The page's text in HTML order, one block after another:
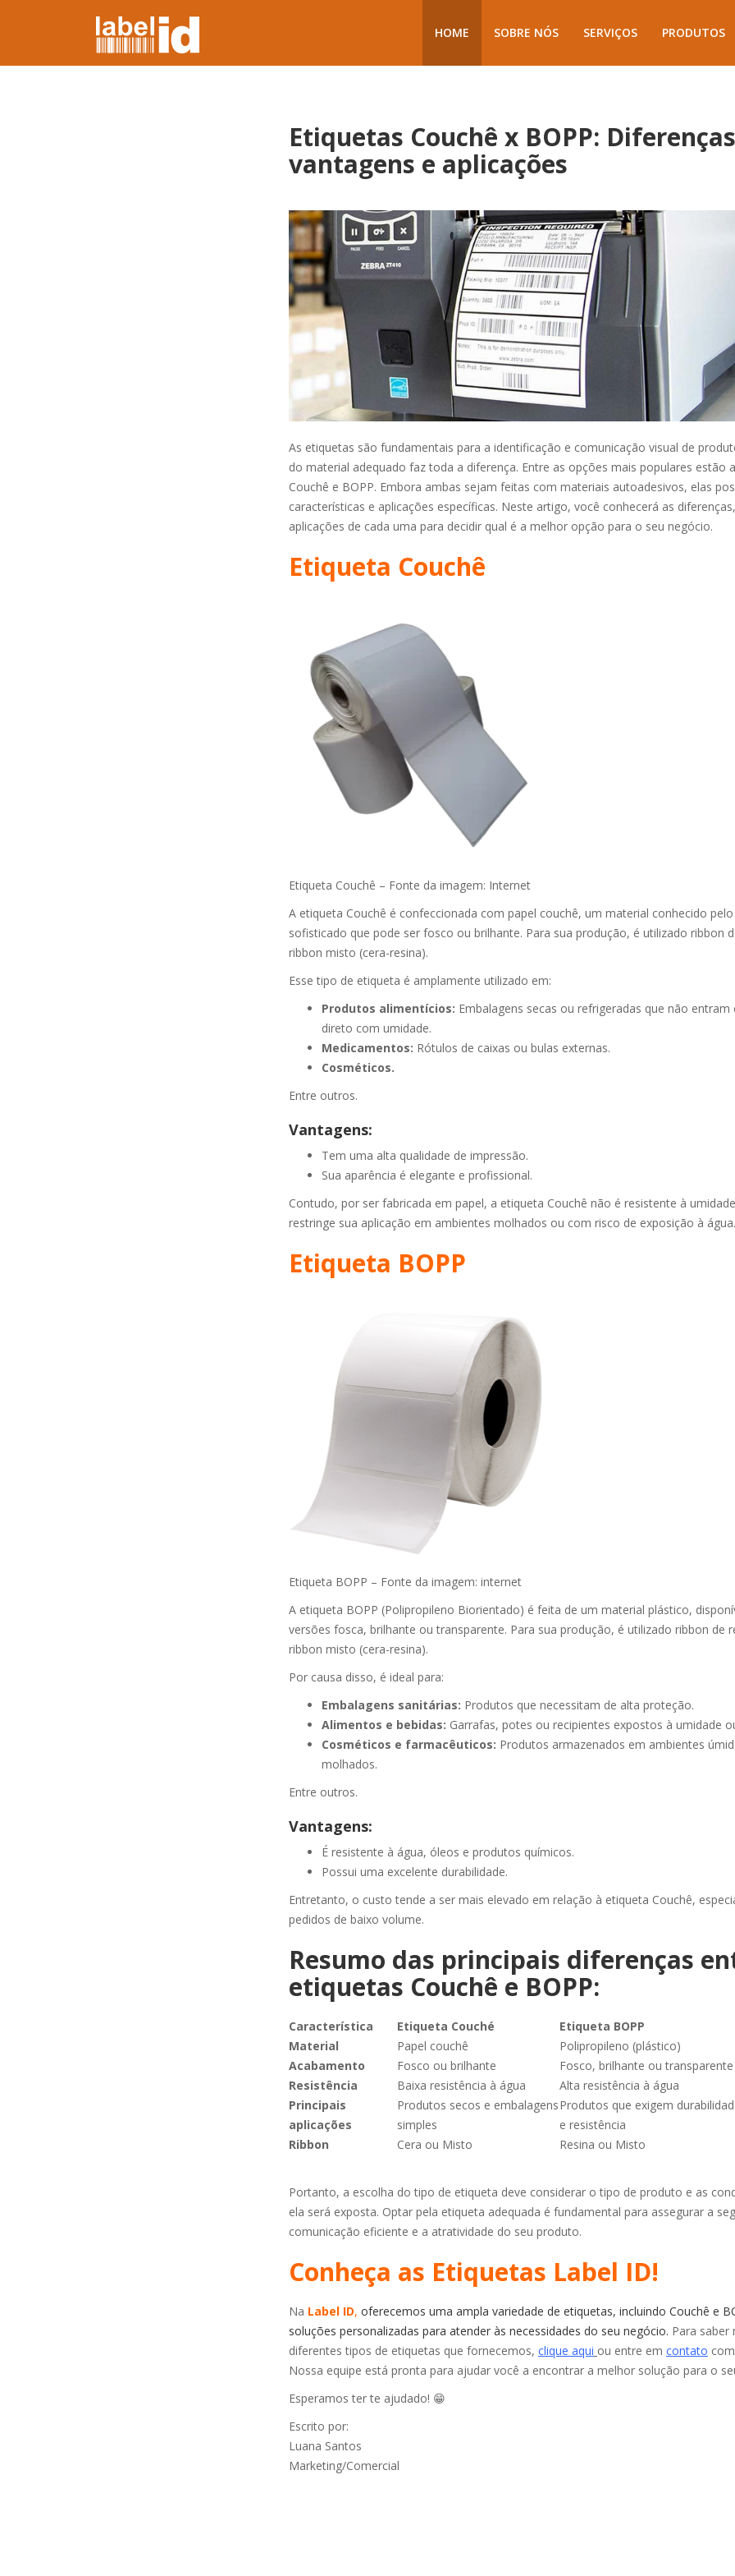
HOME SOBRE NÓS SERVIÇOS PRODUTOS
Etiquetas Couchê x BOPP:
vantagens e aplicações
As etiquetas são fundamentais para a identificação e comunicação visual de
do material adequado faz toda a diferença. Entre as opções mais populares estão
Couchê e BOPP. Embora ambas sejam feitas com materiais autoadesivos, elas
características e aplicações específicas. Neste artigo, você conhecerá as
aplicações de cada uma para decidir qual é a melhor opção para o seu negócio.
Etiqueta Couchê
Etiqueta Couchê – Fonte da imagem: Internet
A etiqueta Couchê é confeccionada com papel couchê, um material conhecido
sofisticado que pode ser fosco ou brilhante. Para sua produção, é utilizado ribbon
ribbon misto (cera-resina).
Esse tipo de etiqueta é amplamente utilizado em:
Produtos alimentícios: Embalagens secas ou refrigeradas que não
direto com umidade.
Medicamentos: Rótulos de caixas ou bulas externas.
Cosméticos.
Entre outros.
Vantagens:
Tem uma alta qualidade de impressão.
Sua aparência é elegante e profissional.
Contudo, por ser fabricada em papel, a etiqueta Couchê não é resistente à
restringe sua aplicação em ambientes molhados ou com risco de exposição à água.
Etiqueta BOPP
Etiqueta BOPP – Fonte da imagem: internet
A etiqueta BOPP (Polipropileno Biorientado) é feita de um material plástico,
versões fosca, brilhante ou transparente. Para sua produção, é utilizado ribbon de
ribbon misto (cera-resina).
Por causa disso, é ideal para:
Embalagens sanitárias: Produtos que necessitam de alta proteção.
Alimentos e bebidas: Garrafas, potes ou recipientes expostos à umidade
Cosméticos e farmacêuticos: Produtos armazenados em ambientes
molhados.
Entre outros.
Vantagens:
É resistente à água, óleos e produtos químicos.
Possui uma excelente durabilidade.
Entretanto, o custo tende a ser mais elevado em relação à etiqueta Couchê,
pedidos de baixo volume.
Resumo das principais diferenças
etiquetas Couchê e BOPP:
Característica Etiqueta Couché
Etiqueta BOPP
Material
Papel couchê
Polipropileno (plástico)
Acabamento
Fosco ou brilhante
Fosco, brilhante ou transparente
Resistência
Baixa resistência à água
Alta resistência à água
Principais
aplicações
Produtos secos e embalagens
simples
Produtos que exigem
e resistência
Ribbon
Cera ou Misto Resina ou Misto
Portanto, a escolha do tipo de etiqueta deve considerar o tipo de produto e as
ela será exposta. Optar pela etiqueta adequada é fundamental para assegurar a
comunicação eficiente e a atratividade do seu produto.
Conheça as Etiquetas Label ID!
Na Label ID, oferecemos uma ampla variedade de etiquetas, incluindo Couchê e
soluções personalizadas para atender às necessidades do seu negócio. Para saber
diferentes tipos de etiquetas que fornecemos, clique aqui ou entre em contato
Nossa equipe está pronta para ajudar você a encontrar a melhor solução para o
Esperamos ter te ajudado! 😁
Escrito por:
Luana Santos
Marketing/Comercial